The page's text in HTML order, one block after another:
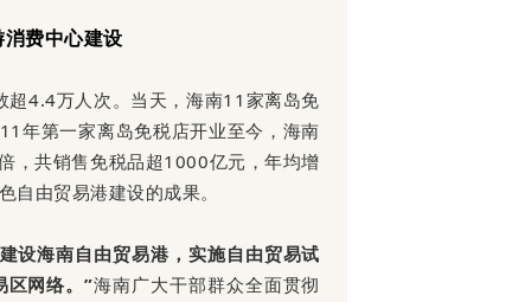
费中心建设
4.4万人次。当天，海南11家离岛免
年第一家离岛免税店开业至今，海南
，共销售免税品超1000亿元，年均增
由贸易港建设的成果。
设海南自由贸易港，实施自由贸易试
区网络。”海南广大干部群众全面贯彻